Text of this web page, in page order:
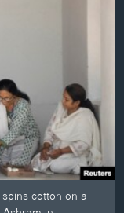
cotton on a